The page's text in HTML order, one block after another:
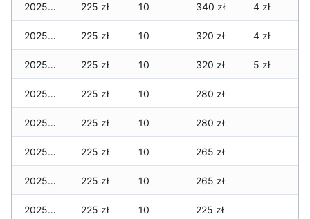
2025-03-03 225 zł 10 340 zł 4 zł
2025-03-02 225 zł 10 320 zł 4 zł
2025-03-01 225 zł 10 320 zł 5 zł
2025-02-28 225 zł 10 280 zł
2025-02-27 225 zł 10 280 zł
2025-02-26 225 zł 10 265 zł
2025-02-25 225 zł 10 265 zł
2025-02-24 225 zł 10 225 zł